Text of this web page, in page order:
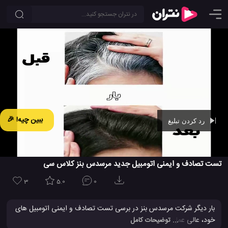
ببین چیه! 🎉
تست تصادف و ایمنی اتومبیل جدید مرسدس بنز کلاس سی
3 5.0 0
بار دیگر شرکت مرسدس بنز در برسی تست تصادف و ایمنی اتومبیل های
... توضیحات کامل